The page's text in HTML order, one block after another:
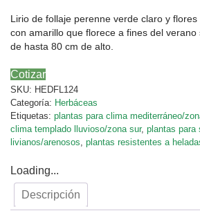
Lirio de follaje perenne verde claro y
con amarillo que florece a fines del
de hasta 80 cm de alto.
Cotizar
SKU: HEDFL124
Categoría: Herbáceas
Etiquetas: plantas para clima mediterráneo/
clima templado lluvioso/zona sur, plantas para
livianos/arenosos, plantas resistentes a
Loading...
Descripción